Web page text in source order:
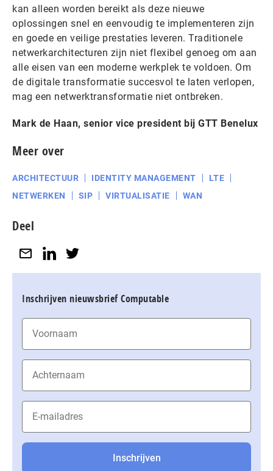
kan alleen worden bereikt als deze nieuwe
oplossingen snel en eenvoudig te implementeren zijn
en goede en veilige prestaties leveren. Traditionele
netwerkarchitecturen zijn niet flexibel genoeg om aan
alle eisen van een moderne werkplek te voldoen. Om
de digitale transformatie succesvol te laten verlopen,
mag een netwerktransformatie niet ontbreken.
Mark de Haan, senior vice president bij GTT Benelux
Meer over
ARCHITECTUUR IDENTITY MANAGEMENT
LTE
NETWERKEN
SIP VIRTUALISATIE WAN
Deel
Inschrijven nieuwsbrief Computable